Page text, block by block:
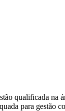
qualificada na
para